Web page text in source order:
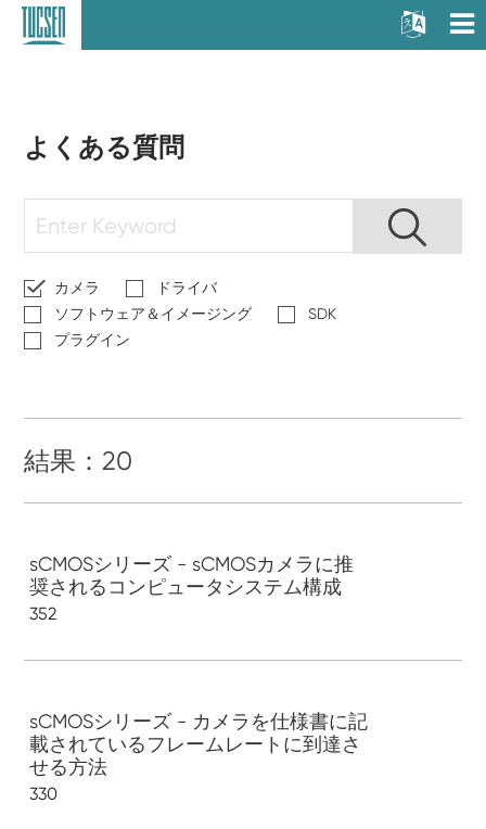
よくある質問
カメラ
ドライバ
ソフトウェア＆イメージング
SDK
プラグイン
結果：20
sCMOSシリーズ - sCMOSカメラに推
奨されるコンピュータシステム構成
352
sCMOSシリーズ - カメラを仕様書に記
載されているフレームレートに到達さ
せる方法
330